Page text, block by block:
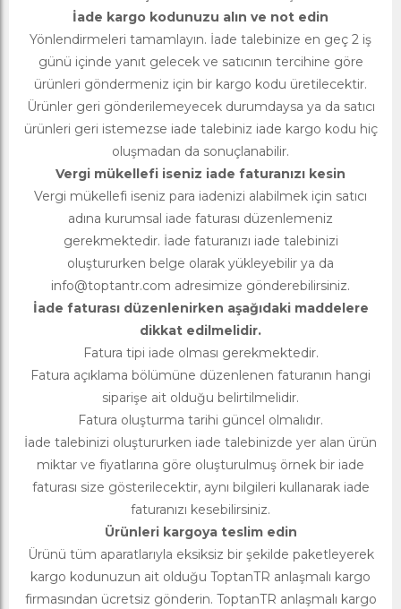
İade kargo kodunuzu alın ve not edin
Yönlendirmeleri tamamlayın. İade talebinize en geç 2 iş
günü içinde yanıt gelecek ve satıcının tercihine göre
ürünleri göndermeniz için bir kargo kodu üretilecektir.
Ürünler geri gönderilemeyecek durumdaysa ya da satıcı
ürünleri geri istemezse iade talebiniz iade kargo kodu hiç
oluşmadan da sonuçlanabilir.
Vergi mükellefi iseniz iade faturanızı kesin
Vergi mükellefi iseniz para iadenizi alabilmek için satıcı
adına kurumsal iade faturası düzenlemeniz
gerekmektedir. İade faturanızı iade talebinizi
oluştururken belge olarak yükleyebilir ya da
info@toptantr.com adresimize gönderebilirsiniz.
İade faturası düzenlenirken aşağıdaki maddelere
dikkat edilmelidir.
Fatura tipi iade olması gerekmektedir.
Fatura açıklama bölümüne düzenlenen faturanın hangi
siparişe ait olduğu belirtilmelidir.
Fatura oluşturma tarihi güncel olmalıdır.
İade talebinizi oluştururken iade talebinizde yer alan ürün
miktar ve fiyatlarına göre oluşturulmuş örnek bir iade
faturası size gösterilecektir, aynı bilgileri kullanarak iade
faturanızı kesebilirsiniz.
Ürünleri kargoya teslim edin
Ürünü tüm aparatlarıyla eksiksiz bir şekilde paketleyerek
kargo kodunuzun ait olduğu ToptanTR anlaşmalı kargo
firmasından ücretsiz gönderin. ToptanTR anlaşmalı kargo